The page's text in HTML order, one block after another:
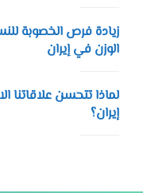
زيادة فرص الخصوبة
الوزن في إيران
لماذا تتحسن علاقاتنا
إيران؟